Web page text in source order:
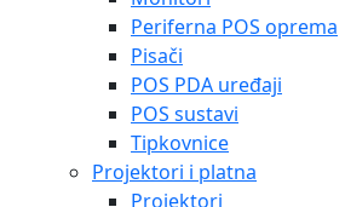
Periferna POS oprema
Pisači
POS PDA uređaji
POS sustavi
Tipkovnice
Projektori i platna
Projektori